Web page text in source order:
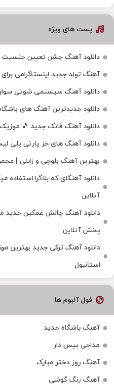
پست های ویژه
دانلود آهنگ جشن تعیین جنسیت
آهنگ تولد جدید اینستاگرامی
دانلود آهنگ سیستمی شوتی
دانلود جدیدترین آهنگ‌ های
دانلود آهنگ فانک جدید 🎵
دانلود آهنگ های خز پارتی پلی لیست
بهترین آهنگ بلوچی و زابلی |
دانلود آهنگای که بلاگرا
آنلاین
دانلود آهنگ چالش غمگین جدید
پخش آنلاین
دانلود آهنگ ترکی جدید بهترین
استانبول
فول آلبوم ها
آهنگ باشگاه جدید
مداحی بیس دار
آهنگ روز دختر مبارک
آهنگ زنگ گوشی